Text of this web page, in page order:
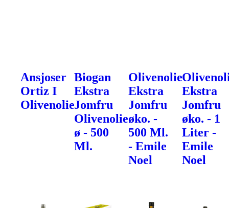
Ansjoser
Ortiz I
Olivenolie
Biogan
Ekstra
Jomfru
Olivenolie
ø - 500
Ml.
Olivenolie
Ekstra
Jomfru
øko. -
500 Ml.
- Emile
Noel
Ekstra
Jomfru
øko. - 1
Liter -
Emile
Noel